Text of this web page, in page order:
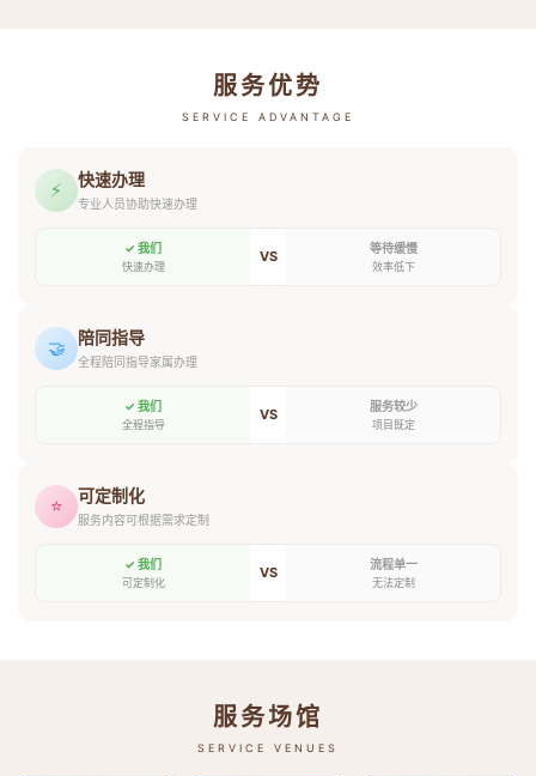
服务优势
SERVICE ADVANTAGE
⚡ 快速办理
专业人员协助快速办理
✓ 我们
快速办理
VS 等待缓慢
效率低下
🤝 陪同指导
全程陪同指导家属办理
✓ 我们
全程指导
VS 服务较少
项目既定
⭐ 可定制化
服务内容可根据需求定制
✓ 我们
可定制化
VS 流程单一
无法定制
服务场馆
SERVICE VENUES